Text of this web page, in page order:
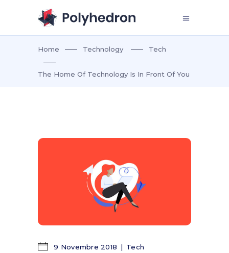
Home Technology Tech
The Home Of Technology Is In Front Of You
9 Novembre 2018 Tech